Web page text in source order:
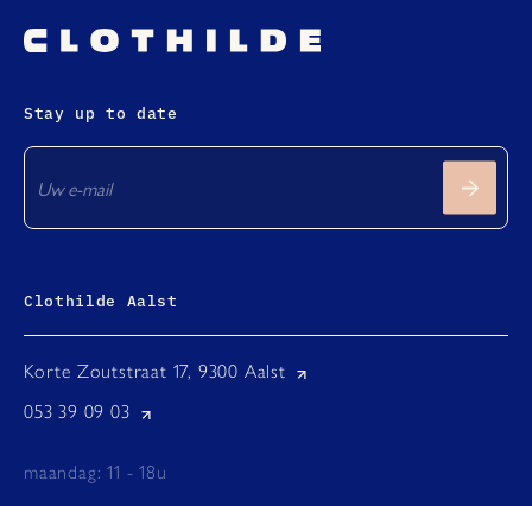
Stay up to date
Clothilde Aalst
Korte Zoutstraat 17, 9300 Aalst
053 39 09 03
maandag: 11 - 18u